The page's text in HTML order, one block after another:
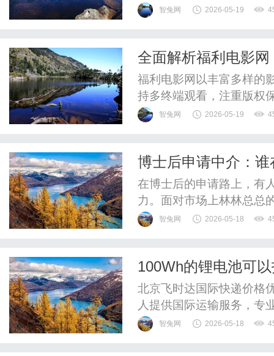
智兔网 2026-05-19
全面解析福利电影
福利电影网以丰富多样的
持多终端观看，注重版权
择。智兔网 2026-05-19
博士后申请中介：
在博士后的申请路上，有
力。面对市场上林林总总
题。这里有一份基于市场
介。其官网显示，它拥有
智兔网 2026-05-18
100Wh的锂电池可
时达快递官网
北京飞时达国际快递价格
人提供国际运输服务，专
际快递、UPS国际快递、
智兔网 2026-05-18